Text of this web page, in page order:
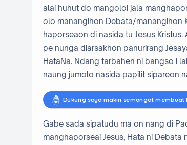
alai huhut do mangoloi jala
olo manangihon Debata/manangihon
haporseaon di nasida tu Jesus
pe nunga diarsakhon panurirang
HataNa. Ndang tarbahen ni bangso i
naung jumolo nasida papilit sipareon
Dukung saya makin semangat membuat
Gabe sada sipatudu ma on nang di
manghaporseai Jesus, Hata ni